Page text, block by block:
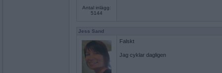
Antal inlägg:
5144
Jess Sand
Falskt
Jag cyklar dagligen